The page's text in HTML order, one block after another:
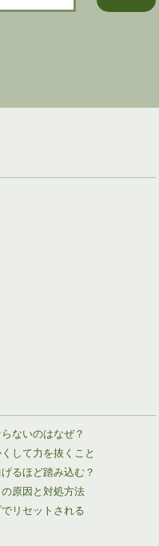
ないのはなぜ？
して力を抜くこと
るほど踏み込む？
原因と対処方法
リセットされる